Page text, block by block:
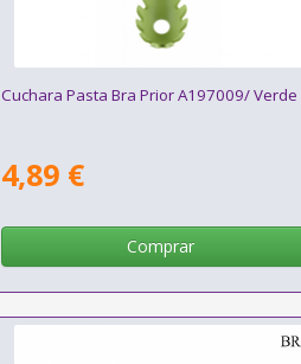
Cuchara Pasta Bra Prior A197009/ Verde
4,89 €
Comprar